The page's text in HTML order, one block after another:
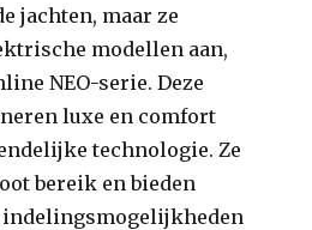
jachten, maar ze
modellen aan,
NEO-serie. Deze
luxe en comfort
technologie. Ze
bereik en bieden